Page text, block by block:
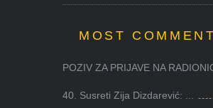
MOST
POZIV ZA PRIJAVE NA
40. Susreti Zija Dizdarević: ...